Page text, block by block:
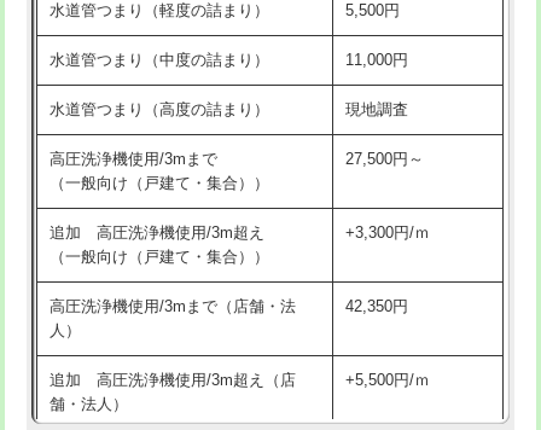
洗面台設置 38,500円
化粧台設置 22,000円
追加人工 16,500円
廃棄・処分 現場見積
※給水管工事は20mmまでの価格です。
交換・取付(排水栓・排水トラップ
22,000円+材料費
持込商品取付（混合水栓）
持込商品取付（浄水器・分岐水栓） 16,500円
業）
排水管工事（追加 排水管工事/3ｍ超
水道管つまり（軽度の詰まり） 5,500円
水道管つまり（中度の詰まり） 11,000円
水道管つまり（高度の詰まり） 現地調査
高圧洗浄機使用/3mまで
（一般向け（戸建て・集合））
27,500円～
追加 高圧洗浄機使用/3m超え
（一般向け（戸建て・集合））
+3,300円/ｍ
高圧洗浄機使用/3mまで（店舗・法
人）
42,350円
追加 高圧洗浄機使用/3m超え（店
舗・法人）
+5,500円/ｍ